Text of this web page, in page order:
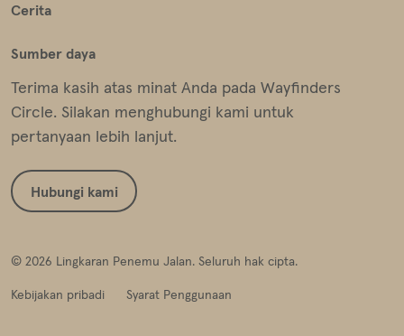
Cerita
Sumber daya
Terima kasih atas minat Anda pada Wayfinders
Circle. Silakan menghubungi kami untuk
pertanyaan lebih lanjut.
Hubungi kami
© 2026 Lingkaran Penemu Jalan. Seluruh hak cipta.
Kebijakan pribadi Syarat Penggunaan